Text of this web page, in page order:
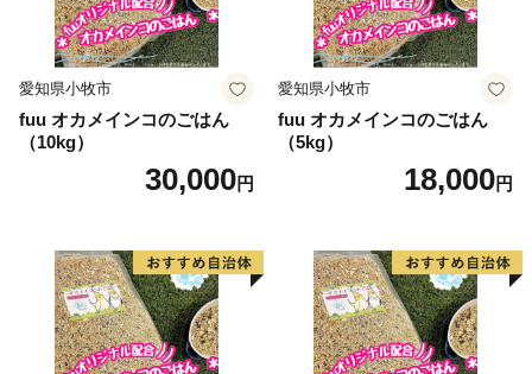
愛知県小牧市
fuu オカメインコのごはん
（10kg）
30,000円
愛知県小牧市
fuu オカメインコのごはん
（5kg）
18,000円